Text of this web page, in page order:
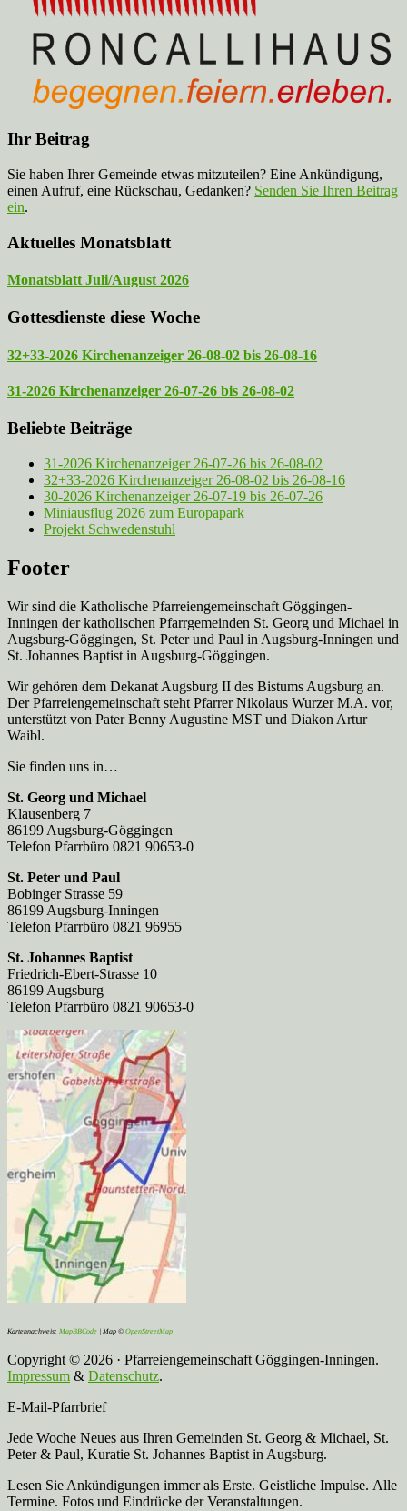
Ihr Beitrag
Sie haben Ihrer Gemeinde etwas mitzuteilen? Eine Ankündigung,
einen Aufruf, eine Rückschau, Gedanken? Senden Sie Ihren Beitrag
ein.
Aktuelles Monatsblatt
Monatsblatt Juli/August 2026
Gottesdienste diese Woche
32+33-2026 Kirchenanzeiger 26-08-02 bis 26-08-16
31-2026 Kirchenanzeiger 26-07-26 bis 26-08-02
Beliebte Beiträge
31-2026 Kirchenanzeiger 26-07-26 bis 26-08-02
32+33-2026 Kirchenanzeiger 26-08-02 bis 26-08-16
30-2026 Kirchenanzeiger 26-07-19 bis 26-07-26
Miniausflug 2026 zum Europapark
Projekt Schwedenstuhl
Footer
Wir sind die Katholische Pfarreien­gemeinschaft Göggingen-
Inningen der katholischen Pfarrgemeinden St. Georg und Michael in
Augsburg-Göggingen, St. Peter und Paul in Augsburg-Inningen und
St. Johannes Baptist in Augsburg-Göggingen.
Wir gehören dem Dekanat Augsburg II des Bistums Augsburg an.
Der Pfarreien­gemeinschaft steht Pfarrer Nikolaus Wurzer M.A. vor,
unterstützt von Pater Benny Augustine MST und Diakon Artur
Waibl.
Sie finden uns in…
St. Georg und Michael
Klausenberg 7
86199 Augsburg-Göggingen
Telefon Pfarrbüro 0821 90653-0
St. Peter und Paul
Bobinger Strasse 59
86199 Augsburg-Inningen
Telefon Pfarrbüro 0821 96955
St. Johannes Baptist
Friedrich-Ebert-Strasse 10
86199 Augsburg
Telefon Pfarrbüro 0821 90653-0
Kartennachweis: MapBBCode | Map © OpenStreetMap
Copyright © 2026 · Pfarreiengemeinschaft Göggingen-Inningen.
Impressum & Datenschutz.
E-Mail-Pfarrbrief
Jede Woche Neues aus Ihren Gemeinden St. Georg & Michael, St.
Peter & Paul, Kuratie St. Johannes Baptist in Augsburg.
Lesen Sie Ankündigungen immer als Erste. Geistliche Impulse. Alle
Termine. Fotos und Eindrücke der Veranstaltungen.